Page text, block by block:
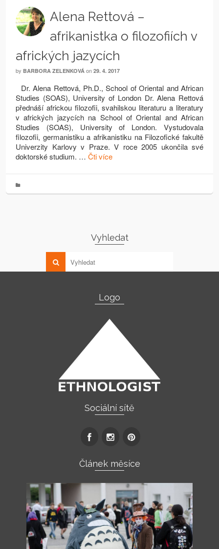
Alena Rettová –
afrikanistka o filozofiích v
afrických jazycích
by BARBORA ZELENKOVÁ on 29. 4. 2017
Dr. Alena Rettová, Ph.D., School of Oriental and African
Studies (SOAS), University of London Dr. Alena Rettová
přednáší africkou filozofii, svahilskou literaturu a literatury
v afrických jazycích na School of Oriental and African
Studies (SOAS), University of London. Vystudovala
filozofii, germanistiku a afrikanistiku na Filozofické fakultě
Univerzity Karlovy v Praze. V roce 2005 ukončila své
doktorské studium. … Čti více
Vyhledat
Logo
Sociální sítě
Článek měsíce